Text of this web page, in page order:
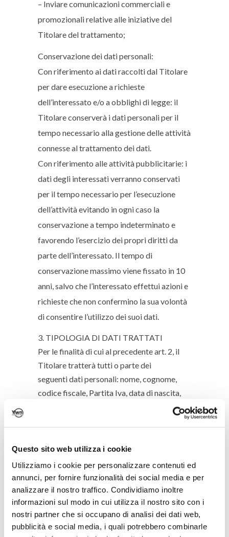
Questo sito web utilizza i cookie
Utilizziamo i cookie per personalizzare contenuti ed
annunci, per fornire funzionalità dei social media e per
analizzare il nostro traffico. Condividiamo inoltre
informazioni sul modo in cui utilizza il nostro sito con i
nostri partner che si occupano di analisi dei dati web,
pubblicità e social media, i quali potrebbero combinarle
– Inviare comunicazioni commerciali e
promozionali relative alle iniziative del
Titolare del trattamento;
Conservazione dei dati personali:
Con riferimento ai dati raccolti dal Titolare
per dare esecuzione a richieste
dell’interessato e/o a obblighi di legge: il
Titolare conserverà i dati personali per il
tempo necessario alla gestione delle attività
connesse al trattamento dei dati.
Con riferimento alle attività pubblicitarie: i
dati degli interessati verranno conservati
per il tempo necessario per l’esecuzione
dell’attività evitando in ogni caso la
conservazione a tempo indeterminato e
favorendo l’esercizio dei propri diritti da
parte dell’interessato. Il tempo di
conservazione massimo viene fissato in 10
anni, salvo che l’interessato effettui azioni e
richieste che non confermino la sua volontà
di consentire l’utilizzo dei suoi dati.
3. TIPOLOGIA DI DATI TRATTATI
Per le finalità di cui al precedente art. 2, il
Titolare tratterà tutti o parte dei
seguenti dati personali: nome, cognome,
codice fiscale, Partita Iva, data di nascita,
indirizzo di residenza/domicilio, numero di
4. BASI GIURIDICHE CHE LEGITTIMANO
IL TRATTAMENTO DEI DATI
La legittimazione al trattamento dei dati
dell’interessato in relazione alle finalità del
trattamento è la seguente:
• Al fine di dare esecuzione a richieste